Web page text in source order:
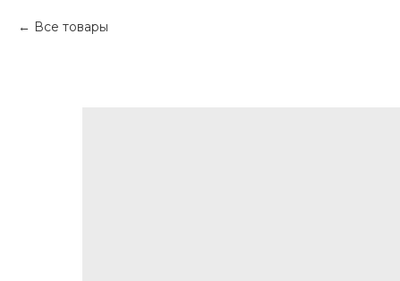
Все товары